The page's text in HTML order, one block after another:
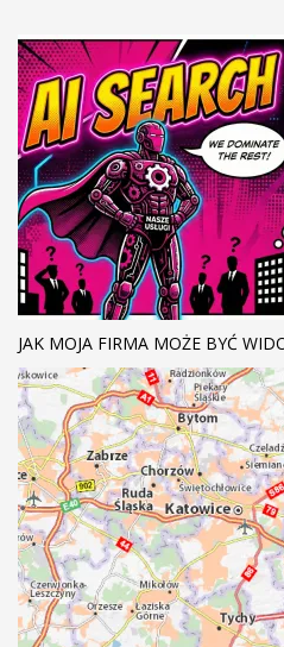
JAK MOJA FIRMA MOŻE BYĆ